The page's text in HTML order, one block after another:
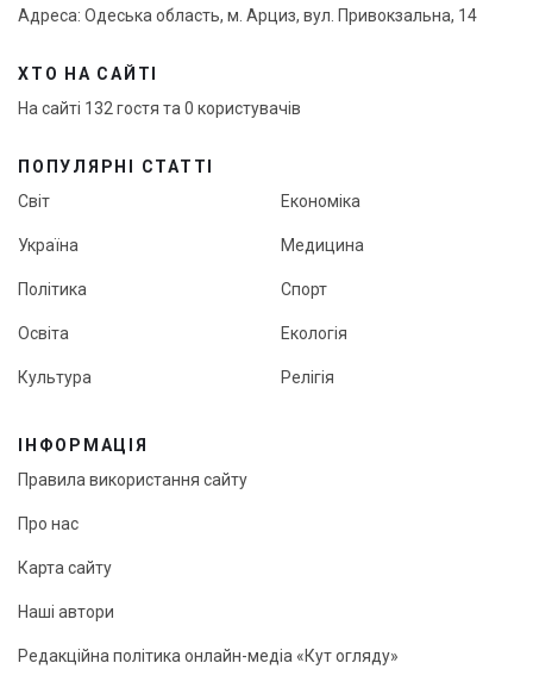
Адреса: Одеська область, м. Арциз, вул. Привокзальна, 14
ХТО НА САЙТІ
На сайті 132 гостя та 0 користувачів
ПОПУЛЯРНІ СТАТТІ
Світ
Україна
Політика
Освіта
Культура
Економіка
Медицина
Спорт
Екологія
Релігія
ІНФОРМАЦІЯ
Правила використання сайту
Про нас
Карта сайту
Наші автори
Редакційна політика онлайн-медіа «Кут огляду»